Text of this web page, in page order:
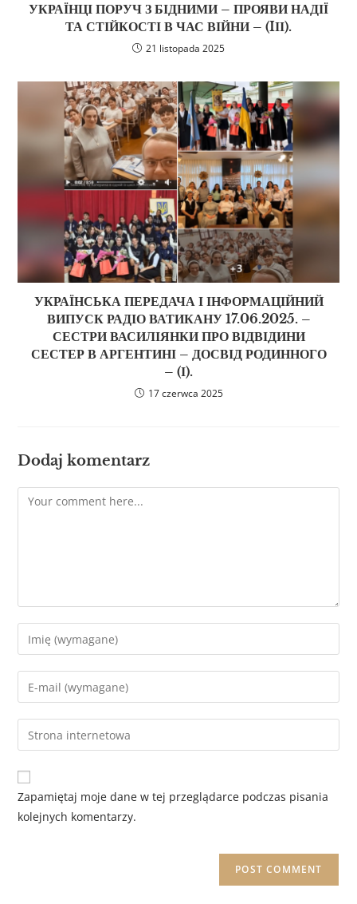
УКРАЇНЦІ ПОРУЧ З БІДНИМИ – ПРОЯВИ НАДІЇ
ТА СТІЙКОСТІ В ЧАС ВІЙНИ – (IІІ).
21 listopada 2025
УКРАЇНСЬКА ПЕРЕДАЧА І ІНФОРМАЦІЙНИЙ
ВИПУСК РАДІО ВАТИКАНУ 17.06.2025. –
СЕСТРИ ВАСИЛІЯНКИ ПРО ВІДВІДИНИ
СЕСТЕР В АРГЕНТИНІ – ДОСВІД РОДИННОГО
– (І).
17 czerwca 2025
Dodaj komentarz
Zapamiętaj moje dane w tej przeglądarce podczas pisania
kolejnych komentarzy.